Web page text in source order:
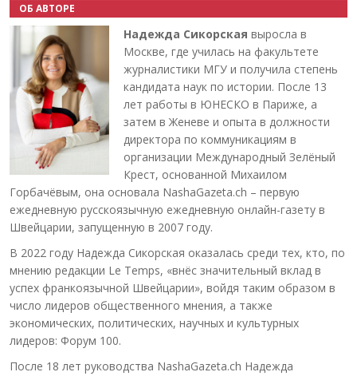
ОБ АВТОРЕ
Надежда Сикорская выросла в
Москве, где училась на факультете
журналистики МГУ и получила степень
кандидата наук по истории. После 13
лет работы в ЮНЕСКО в Париже, а
затем в Женеве и опыта в должности
директора по коммуникациям в
организации Международный Зелёный
Крест, основанной Михаилом
Горбачёвым, она основала NashaGazeta.ch – первую
ежедневную русскоязычную ежедневную онлайн-газету в
Швейцарии, запущенную в 2007 году.
В 2022 году Надежда Сикорская оказалась среди тех, кто, по
мнению редакции Le Temps, «внёс значительный вклад в
успех франкоязычной Швейцарии», войдя таким образом в
число лидеров общественного мнения, а также
экономических, политических, научных и культурных
лидеров: Форум 100.
После 18 лет руководства NashaGazeta.ch Надежда